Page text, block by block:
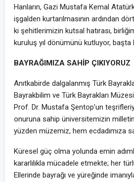
Hanların, Gazi Mustafa Kemal
işgalden kurtarılmasının ardından
ki şehitlerimizin kutsal hatırası,
kuruluş yıl dönümünü kutluyor, başta
BAYRAĞIMIZA SAHİP ÇIKIYORUZ
Anıtkabirde dalgalanmış Türk
Bayrakbilim ve Türk Bayrakları
Prof. Dr. Mustafa Şentop’un
onuruna sahip üniversitemizin
yüzden müzemiz, hem ecdadımıza
Küresel güç olma yolunda emin
kararlılıkla mücadele etmekte; her
Ellerinde bayrağı ve yüreğinde